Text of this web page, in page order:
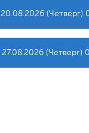
20.08.2026 (Четверг)
27.08.2026 (Четверг)